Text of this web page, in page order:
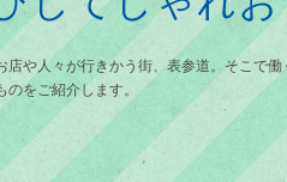
店や人々が行きかう街、表参道。そこで
のをご紹介します。